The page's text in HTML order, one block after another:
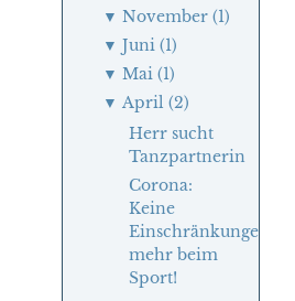
▼ November (1)
▼ Juni (1)
▼ Mai (1)
▼ April (2)
Herr sucht
Tanzpartnerin
Corona:
Keine
Einschränkungen
mehr beim
Sport!